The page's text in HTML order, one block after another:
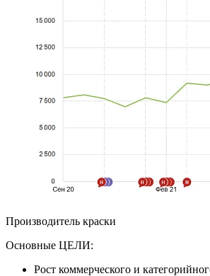
Производитель краски
Основные ЦЕЛИ:
Рост коммерческого и